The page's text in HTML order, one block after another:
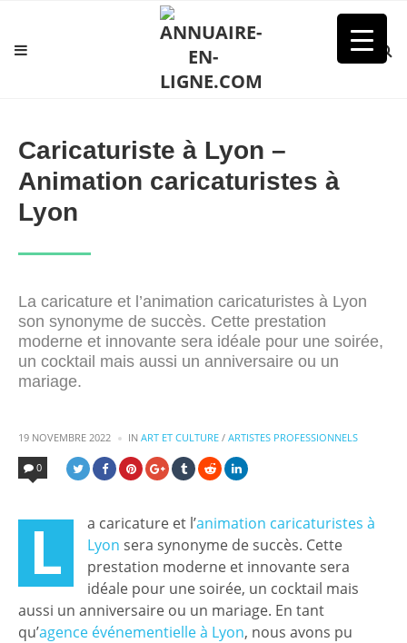
Caricaturiste à Lyon - Animation caricaturistes à Lyon
Caricaturiste à Lyon –
Animation caricaturistes à
Lyon
La caricature et l’animation caricaturistes à Lyon
son synonyme de succès. Cette prestation
moderne et innovante sera idéale pour une soirée,
un cocktail mais aussi un anniversaire ou un
mariage.
19 NOVEMBRE 2022 IN POSTED
IN
ART ET CULTURE / ARTISTES PROFESSIONNELS
0
L a caricature et l’animation caricaturistes à
Lyon sera synonyme de succès. Cette
prestation moderne et innovante sera
idéale pour une soirée, un cocktail mais
aussi un anniversaire ou un mariage. En tant
qu’agence événementielle à Lyon, nous avons pu